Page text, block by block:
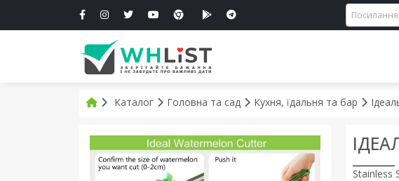
Каталог Головна та сад Кухня, їдальня та бар
Stainless